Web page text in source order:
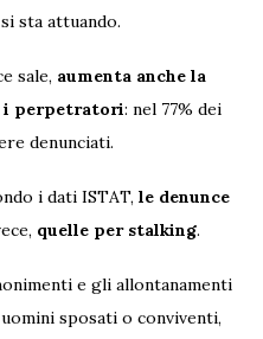
sta attuando.
sale, aumenta anche la
i perpetratori: nel 77% dei
denunciati.
i dati ISTAT, le denunce
quelle per stalking.
e gli allontanamenti
sposati o conviventi,